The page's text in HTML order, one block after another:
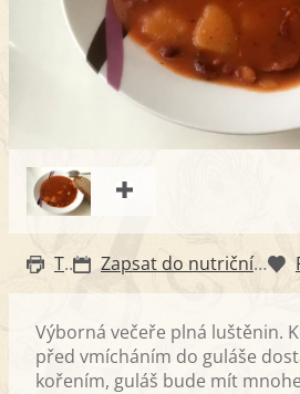
Tisk Zapsat do nutričního diáře
Výborná večeře plná luštěnin.
před vmícháním do guláše
kořením, guláš bude mít